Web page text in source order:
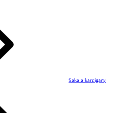
Saka a kardigany